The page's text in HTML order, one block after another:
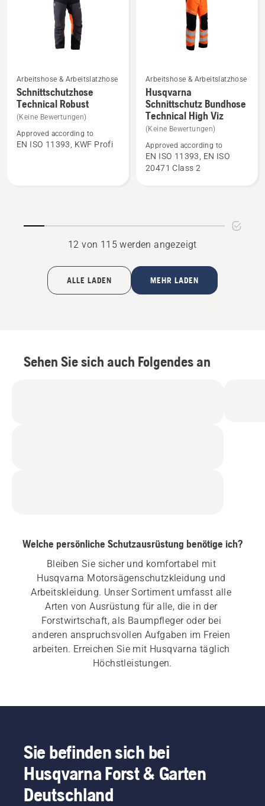
Mehr
Details
zu
Schnittschutzhose
Technical
Arbeitshose & Arbeitslatzhose
Schnittschutzhose
Technical Robust
(Keine Bewertungen)
Approved according to
EN ISO 11393, KWF Profi
Mehr
Details
zu
Husqvarna
Schnittschutz
Bundhose
Technical
Arbeitshose & Arbeitslatzhose
Husqvarna
Schnittschutz Bundhose
Technical High Viz
(Keine Bewertungen)
Approved according to
EN ISO 11393, EN ISO
20471 Class 2
12 von 115 werden angezeigt
ALLE LADEN MEHR LADEN
Sehen Sie sich auch Folgendes an
Welche persönliche Schutzausrüstung benötige ich?
Bleiben Sie sicher und komfortabel mit
Husqvarna Motorsägenschutzkleidung und
Arbeitskleidung. Unser Sortiment umfasst alle
Arten von Ausrüstung für alle, die in der
Forstwirtschaft, als Baumpfleger oder bei
anderen anspruchsvollen Aufgaben im Freien
arbeiten. Erreichen Sie mit Husqvarna täglich
Höchstleistungen.
Sie befinden sich bei
Husqvarna Forst & Garten
Deutschland